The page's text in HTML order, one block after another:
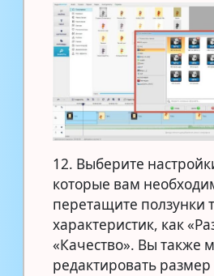
12. Выберите
которые вам
перетащите ползунки
характеристик, как
«Качество». Вы также
редактировать